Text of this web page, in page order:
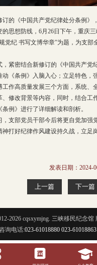
订的《中国共产党纪律处分条例》
思想防线，6月26日下午，重庆
党纪 书写文博华章”为题，为支部
，紧密结合新修订的《中国共产党
动《条例》入脑入心；立足特色，
作高质量发展三个方面，系统、
修改背景等内容，同时，结合工
例》进行了详细解读和剖析。
，支部党员干部今后将更自觉加强
打好纪律作风建设持久战，立足
发表日期：2024-
上一篇 下一篇
2026 cqsxymjng. 三峡移民纪念馆
询电话:023-61018880 023-61018863